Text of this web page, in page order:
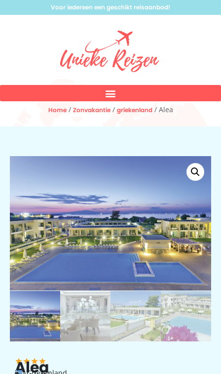
Voor iedereen een geschikt reisaanbod!
Home/ Zonvakantie/ griekenland/ Alea
Alea